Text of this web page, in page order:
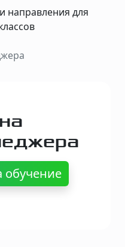
направления для
обучение